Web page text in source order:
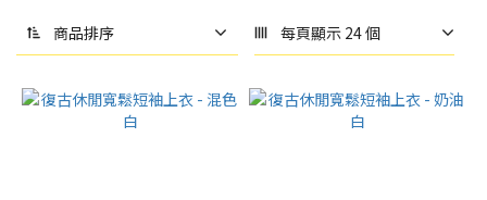
商品排序 每頁顯示 24 個